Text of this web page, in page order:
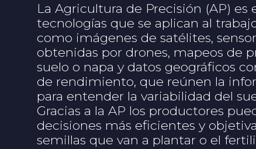
La Agricultura de Precisión (AP) es
tecnologías que se aplican al
como imágenes de satélites,
obtenidas por drones, mapeos de
suelo o napa y datos geográficos
de rendimiento, que reúnen la
para entender la variabilidad del
Gracias a la AP los productores
decisiones más eficientes y
semillas que van a plantar o el